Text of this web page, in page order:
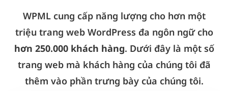
WPML cung cấp năng lượng cho hơn một
triệu trang web WordPress đa ngôn ngữ cho
hơn 250.000 khách hàng. Dưới đây là một số
trang web mà khách hàng của chúng tôi đã
thêm vào phần trưng bày của chúng tôi.